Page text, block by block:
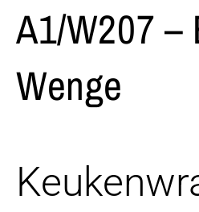
A1/W207 –
Wenge